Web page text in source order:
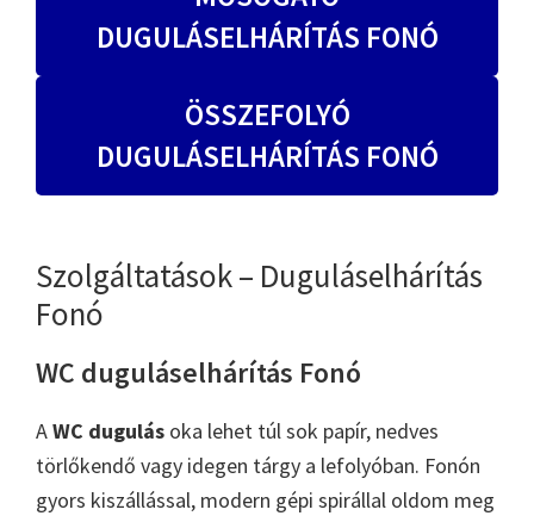
DUGULÁSELHÁRÍTÁS FONÓ
ÖSSZEFOLYÓ
DUGULÁSELHÁRÍTÁS FONÓ
Szolgáltatások – Duguláselhárítás
Fonó
WC duguláselhárítás Fonó
AWC dugulás oka lehet túl sok papír, nedves
törlőkendő vagy idegen tárgy a lefolyóban. Fonón
gyors kiszállással, modern gépi spirállal oldom meg